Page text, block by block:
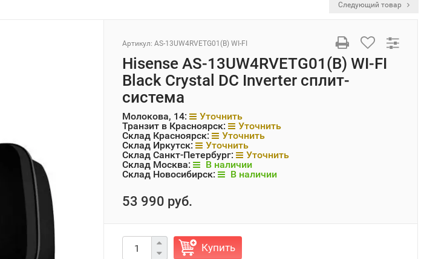
Следующий товар
Артикул: AS-13UW4RVETG01(B) WI-FI
Hisense AS-13UW4RVETG01(B) WI-FI
Black Crystal DC Inverter сплит-
система
Молокова, 14:
Уточнить
Транзит в Красноярск:
Уточнить
Склад Красноярск:
Уточнить
Склад Иркутск:
Уточнить
Склад Санкт-Петербург:
Уточнить
Склад Москва:
В наличии
Склад Новосибирск:
В наличии
53 990 руб.
Купить